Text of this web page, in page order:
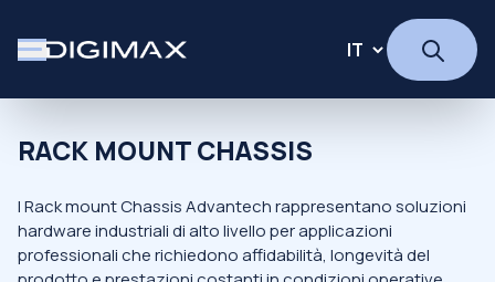
RACK MOUNT CHASSIS
I Rack mount Chassis Advantech rappresentano soluzioni
hardware industriali di alto livello per applicazioni
professionali che richiedono affidabilità, longevità del